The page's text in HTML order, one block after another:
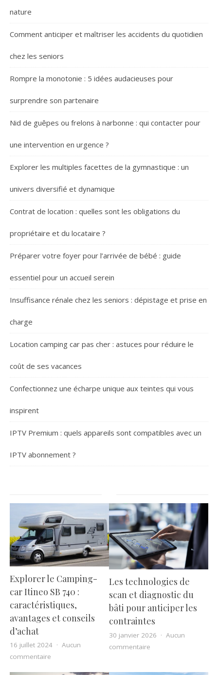
nature
Comment anticiper et maîtriser les accidents du quotidien
chez les seniors
Rompre la monotonie : 5 idées audacieuses pour
surprendre son partenaire
Nid de guêpes ou frelons à narbonne : qui contacter pour
une intervention en urgence ?
Explorer les multiples facettes de la gymnastique : un
univers diversifié et dynamique
Contrat de location : quelles sont les obligations du
propriétaire et du locataire ?
Préparer votre foyer pour l’arrivée de bébé : guide
essentiel pour un accueil serein
Insuffisance rénale chez les seniors : dépistage et prise en
charge
Location camping car pas cher : astuces pour réduire le
coût de ses vacances
Confectionnez une écharpe unique aux teintes qui vous
inspirent
IPTV Premium : quels appareils sont compatibles avec un
IPTV abonnement ?
Explorer le Camping-
car Itineo SB 740 :
caractéristiques,
avantages et conseils
d’achat
16 juillet 2024
Aucun
commentaire
Les technologies de
scan et diagnostic du
bâti pour anticiper les
contraintes
30 janvier 2026
Aucun
commentaire